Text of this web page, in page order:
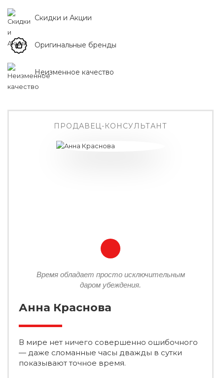
Скидки и Акции
Оригинальные бренды
Неизменное качество
ПРОДАВЕЦ-КОНСУЛЬТАНТ
Время обладает просто исключительным
даром убеждения.
Анна Краснова
В мире нет ничего совершенно ошибочного
— даже сломанные часы дважды в сутки
показывают точное время.